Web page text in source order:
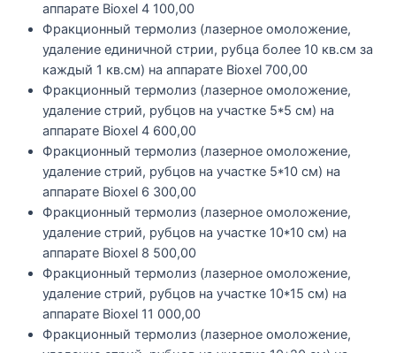
аппарате Bioxel 4 100,00
Фракционный термолиз (лазерное омоложение,
удаление единичной стрии, рубца более 10 кв.см за
каждый 1 кв.см) на аппарате Bioxel 700,00
Фракционный термолиз (лазерное омоложение,
удаление стрий, рубцов на участке 5*5 см) на
аппарате Bioxel 4 600,00
Фракционный термолиз (лазерное омоложение,
удаление стрий, рубцов на участке 5*10 см) на
аппарате Bioxel 6 300,00
Фракционный термолиз (лазерное омоложение,
удаление стрий, рубцов на участке 10*10 см) на
аппарате Bioxel 8 500,00
Фракционный термолиз (лазерное омоложение,
удаление стрий, рубцов на участке 10*15 см) на
аппарате Bioxel 11 000,00
Фракционный термолиз (лазерное омоложение,